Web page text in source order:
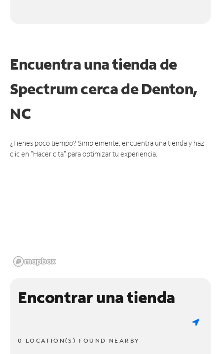
Encuentra una tienda de
Spectrumcerca de Denton,
NC
¿Tienes poco tiempo? Simplemente, encuentra una tienda y haz
clic en "Hacer cita" para optimizar tu experiencia.
Encontrar una tienda
0 LOCATION(S) FOUND NEARBY